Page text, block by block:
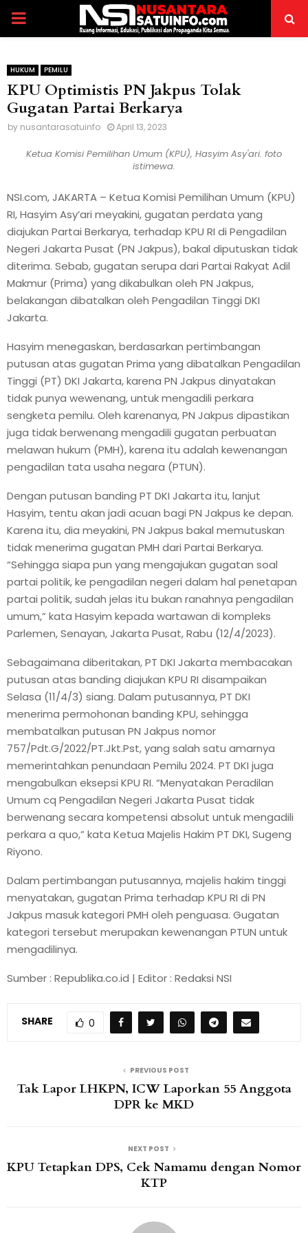
P
I
M
R
Y
M
E
N
U
HUKUM PEMILU
KPU Optimistis PN Jakpus Tolak
Gugatan Partai Berkarya
by nusantarasatuinfo April 13, 2023
Ketua Komisi Pemilihan Umum (KPU), Hasyim Asy'ari. foto
istimewa.
NSI.com, JAKARTA – Ketua Komisi Pemilihan Umum (KPU)
RI, Hasyim Asy’ari meyakini, gugatan perdata yang
diajukan Partai Berkarya, terhadap KPU RI di Pengadilan
Negeri Jakarta Pusat (PN Jakpus), bakal diputuskan tidak
diterima. Sebab, gugatan serupa dari Partai Rakyat Adil
Makmur (Prima) yang dikabulkan oleh PN Jakpus,
belakangan dibatalkan oleh Pengadilan Tinggi DKI
Jakarta.
Hasyim menegaskan, berdasarkan pertimbangan
putusan atas gugatan Prima yang dibatalkan Pengadilan
Tinggi (PT) DKI Jakarta, karena PN Jakpus dinyatakan
tidak punya wewenang, untuk mengadili perkara
sengketa pemilu. Oleh karenanya, PN Jakpus dipastikan
juga tidak berwenang mengadili gugatan perbuatan
melawan hukum (PMH), karena itu adalah kewenangan
pengadilan tata usaha negara (PTUN).
Dengan putusan banding PT DKI Jakarta itu, lanjut
Hasyim, tentu akan jadi acuan bagi PN Jakpus ke depan.
Karena itu, dia meyakini, PN Jakpus bakal memutuskan
tidak menerima gugatan PMH dari Partai Berkarya.
“Sehingga siapa pun yang mengajukan gugatan soal
partai politik, ke pengadilan negeri dalam hal penetapan
partai politik, sudah jelas itu bukan ranahnya pengadilan
umum,” kata Hasyim kepada wartawan di kompleks
Parlemen, Senayan, Jakarta Pusat, Rabu (12/4/2023).
Sebagaimana diberitakan, PT DKI Jakarta membacakan
putusan atas banding diajukan KPU RI disampaikan
Selasa (11/4/3) siang. Dalam putusannya, PT DKI
menerima permohonan banding KPU, sehingga
membatalkan putusan PN Jakpus nomor
757/Pdt.G/2022/PT.Jkt.Pst, yang salah satu amarnya
memerintahkan penundaan Pemilu 2024. PT DKI juga
mengabulkan eksepsi KPU RI. “Menyatakan Peradilan
Umum cq Pengadilan Negeri Jakarta Pusat tidak
berwenang secara kompetensi absolut untuk mengadili
perkara a quo,” kata Ketua Majelis Hakim PT DKI, Sugeng
Riyono.
Dalam pertimbangan putusannya, majelis hakim tinggi
menyatakan, gugatan Prima terhadap KPU RI di PN
Jakpus masuk kategori PMH oleh penguasa. Gugatan
kategori tersebut merupakan kewenangan PTUN untuk
mengadilinya.
Sumber : Republika.co.id | Editor : Redaksi NSI
SHARE 0
PREVIOUS POST
Tak Lapor LHKPN, ICW Laporkan 55 Anggota
DPR ke MKD
NEXT POST
KPU Tetapkan DPS, Cek Namamu dengan Nomor
KTP